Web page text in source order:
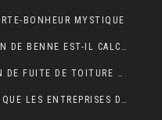
BONHEUR MYSTIQUE
COMMENT LE PRIX D’UNE LOCATION DE BENNE EST-IL CALCULÉ ?
LES AVANTAGES D’UNE RÉPARATION DE FUITE DE TOITURE EN URGENCE
COMPRENDRE LA TVA À DUBAÏ : CE QUE LES ENTREPRISES DOIVENT SAVOIR